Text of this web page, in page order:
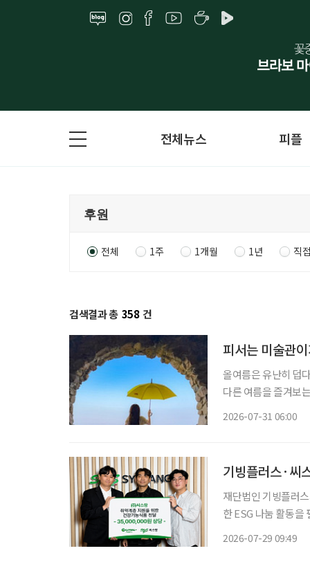
전체뉴스 피플
전체 1주 1개월 1년 직
검색결과 총 358 건
피서는 미술관
올여름은 유난히 덥
다른 여름을 즐겨보
2026-07-31 06:00
기빙플러스·씨
재단법인 기빙플러
한 ESG 나눔 활동을 펼쳤다. 기빙플러스는 지난 28일 씨스팡으로부
2026-07-29 09:49